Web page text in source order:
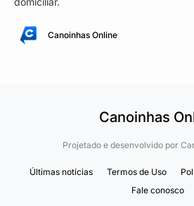
Canoinhas Online
Canoinhas
Projetado e desenvolvido por
Últimas notícias Termos de Uso
Fale conosco